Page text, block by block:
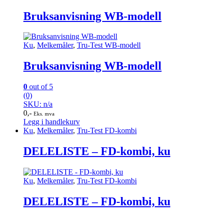
Bruksanvisning WB-modell
Ku, Melkemåler, Tru-Test WB-modell
Bruksanvisning WB-modell
0 out of 5
(0)
SKU: n/a
0,- Eks. mva
Legg i handlekurv
Ku, Melkemåler, Tru-Test FD-kombi
DELELISTE – FD-kombi, ku
Ku, Melkemåler, Tru-Test FD-kombi
DELELISTE – FD-kombi, ku